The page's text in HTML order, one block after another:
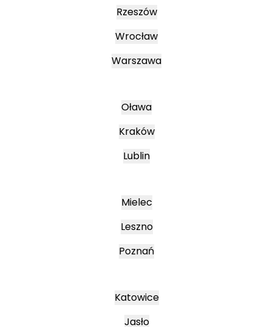
Rzeszów
Wrocław
Warszawa
Oława
Kraków
Lublin
Mielec
Leszno
Poznań
Katowice
Jasło